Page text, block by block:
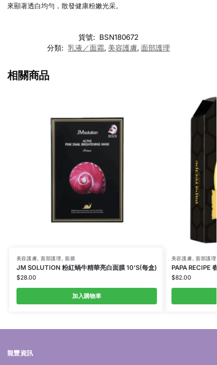
來顯著透白均勻，散發健康粉嫩光采。
貨號: BSN180672
分類: 乳液／面霜, 美容護膚, 面部護理
相關商品
美容護膚, 面部護理 ,面膜
JM SOLUTION 粉紅蝸牛精華亮白面膜 10’S(每盒)
$28.00
加入購物車
美容護膚, 面部護理
PAPA RECIPE
$82.00
龍豐資訊